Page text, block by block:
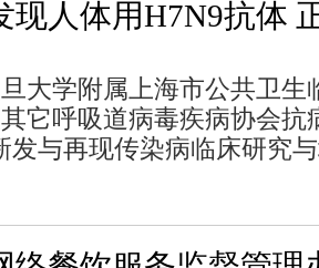
现人体用H7N9抗体
大学附属上海市公共卫生
它呼吸道病毒疾病协会抗
发与再现传染病临床研究